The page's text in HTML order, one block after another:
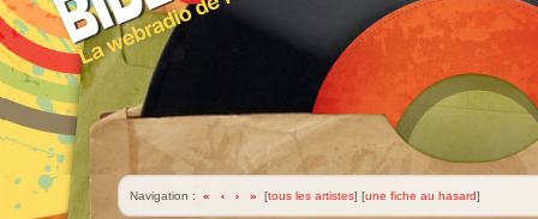
Navigation : « ‹ › » [tous les artistes] [une fiche au hasard]